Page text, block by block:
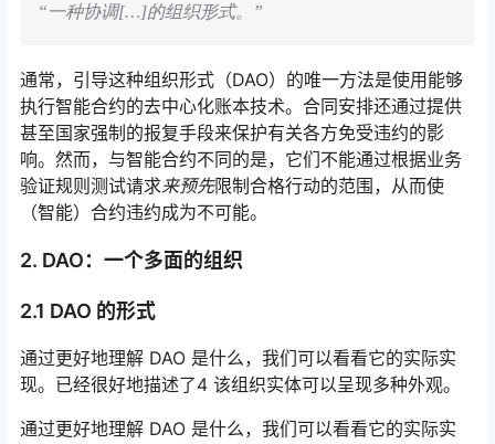
“一种协调[…]的组织形式。”
通常，引导这种组织形式（DAO）的唯一方法是使用能够
执行智能合约的去中心化账本技术。合同安排还通过提供
甚至国家强制的报复手段来保护有关各方免受违约的影
响。然而，与智能合约不同的是，它们不能通过根据业务
验证规则测试请求来预先限制合格行动的范围，从而使
（智能）合约违约成为不可能。
2. DAO：一个多面的组织
2.1 DAO 的形式
通过更好地理解 DAO 是什么，我们可以看看它的实际实
现。已经很好地描述了4 该组织实体可以呈现多种外观。
通过更好地理解 DAO 是什么，我们可以看看它的实际实